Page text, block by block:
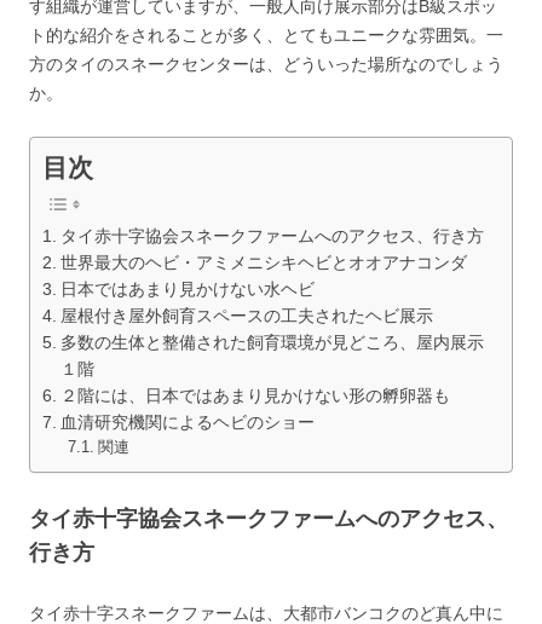
す組織が運営していますが、一般人向け展示部分はB級スポッ
ト的な紹介をされることが多く、とてもユニークな雰囲気。一
方のタイのスネークセンターは、どういった場所なのでしょう
か。
目次
タイ赤十字協会スネークファームへのアクセス、行き方
世界最大のヘビ・アミメニシキヘビとオオアナコンダ
日本ではあまり見かけない水ヘビ
屋根付き屋外飼育スペースの工夫されたヘビ展示
多数の生体と整備された飼育環境が見どころ、屋内展示
１階
２階には、日本ではあまり見かけない形の孵卵器も
血清研究機関によるヘビのショー
関連
タイ赤十字協会スネークファームへのアクセス、
行き方
タイ赤十字スネークファームは、 大都市バンコクのど真ん中に